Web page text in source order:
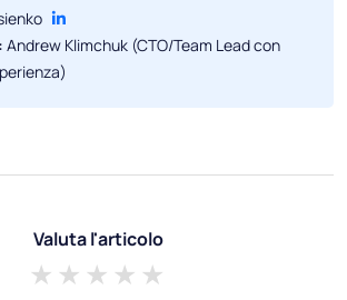
Andrew Klimchuk (CTO/Team Lead con
Valuta l'articolo
4 stars
3 stars
2 stars
1 star